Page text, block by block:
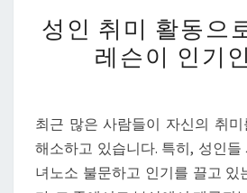
인
취
동
으
로
성인 취미 활동으
레슨이 인기
최근 많은 사람들이 자신의 취
해소하고 있습니다. 특히, 성인
녀노소 불문하고 인기를 끌고 있